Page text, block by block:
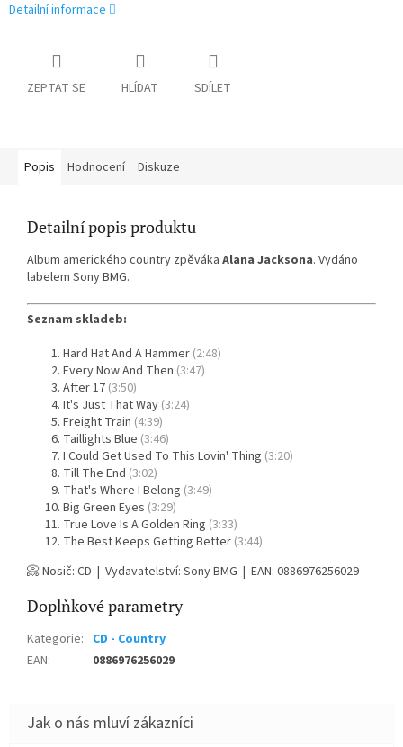
Detailní informace
ZEPTAT SE HLÍDAT SDÍLET
Popis Hodnocení Diskuze
Detailní popis produktu
Album amerického country zpěváka Alana Jacksona. Vydáno
labelem Sony BMG.
Seznam skladeb:
Hard Hat And A Hammer (2:48)
Every Now And Then (3:47)
After 17 (3:50)
It's Just That Way (3:24)
Freight Train (4:39)
Taillights Blue (3:46)
I Could Get Used To This Lovin' Thing (3:20)
Till The End (3:02)
That's Where I Belong (3:49)
Big Green Eyes (3:29)
True Love Is A Golden Ring (3:33)
The Best Keeps Getting Better (3:44)
📀 Nosič: CD | Vydavatelství: Sony BMG | EAN: 0886976256029
Doplňkové parametry
Kategorie: CD - Country
EAN: 0886976256029